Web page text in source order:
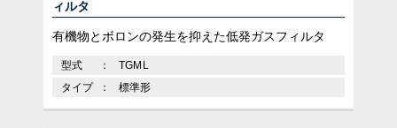
ィルタ
有機物とボロンの発生を抑えた低発ガスフィルタ
型式
TGML
タイプ
標準形